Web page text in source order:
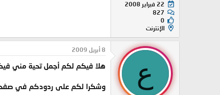
22 فبراير 2008
827
0
الإنترنت
ع
8 أبريل 2009
هلا فيكم لكم أجمل تحية مني
وشكرا لكم على ردودكم في